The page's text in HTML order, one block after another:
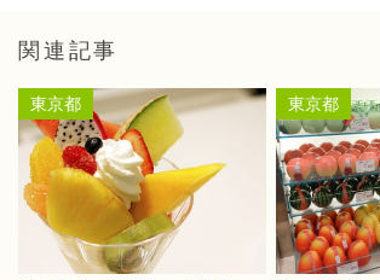
関連記事
東京都 東京都